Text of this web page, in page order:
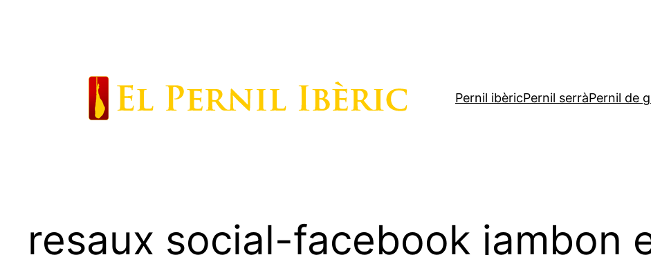
Pernil ibèricPernil serràPernil de
resaux social-facebook jambon